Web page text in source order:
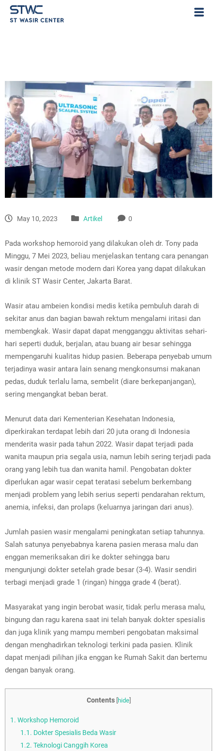
May 10, 2023 Artikel 0
Pada workshop hemoroid yang dilakukan oleh dr. Tony pada
Minggu, 7 Mei 2023, beliau menjelaskan tentang cara penangan
wasir dengan metode modern dari Korea yang dapat dilakukan
di klinik ST Wasir Center, Jakarta Barat.
Wasir atau ambeien kondisi medis ketika pembuluh darah di
sekitar anus dan bagian bawah rektum mengalami iritasi dan
membengkak. Wasir dapat dapat mengganggu aktivitas sehari-
hari seperti duduk, berjalan, atau buang air besar sehingga
mempengaruhi kualitas hidup pasien. Beberapa penyebab umum
terjadinya wasir antara lain senang mengkonsumsi makanan
pedas, duduk terlalu lama, sembelit (diare berkepanjangan),
sering mengangkat beban berat.
Menurut data dari Kementerian Kesehatan Indonesia,
diperkirakan terdapat lebih dari 20 juta orang di Indonesia
menderita wasir pada tahun 2022. Wasir dapat terjadi pada
wanita maupun pria segala usia, namun lebih sering terjadi pada
orang yang lebih tua dan wanita hamil. Pengobatan dokter
diperlukan agar wasir cepat teratasi sebelum berkembang
menjadi problem yang lebih serius seperti pendarahan rektum,
anemia, infeksi, dan prolaps (keluarnya jaringan dari anus).
Jumlah pasien wasir mengalami peningkatan setiap tahunnya.
Salah satunya penyebabnya karena pasien merasa malu dan
enggan memeriksakan diri ke dokter sehingga baru
mengunjungi dokter setelah grade besar (3-4). Wasir sendiri
terbagi menjadi grade 1 (ringan) hingga grade 4 (berat).
Masyarakat yang ingin berobat wasir, tidak perlu merasa malu,
bingung dan ragu karena saat ini telah banyak dokter spesialis
dan juga klinik yang mampu memberi pengobatan maksimal
dengan menghadirkan teknologi terkini pada pasien. Klinik
dapat menjadi pilihan jika enggan ke Rumah Sakit dan bertemu
dengan banyak orang.
Contents [hide]
1. Workshop Hemoroid
1.1. Dokter Spesialis Beda Wasir
1.2. Teknologi Canggih Korea